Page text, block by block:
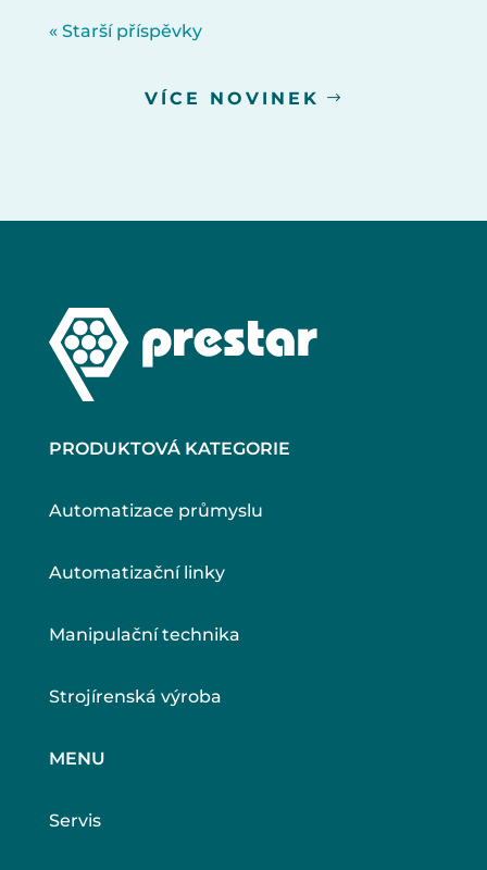
« Starší příspěvky
VÍCE NOVINEK
PRODUKTOVÁ KATEGORIE
Automatizace průmyslu
Automatizační linky
Manipulační technika
Strojírenská výroba
MENU
Servis